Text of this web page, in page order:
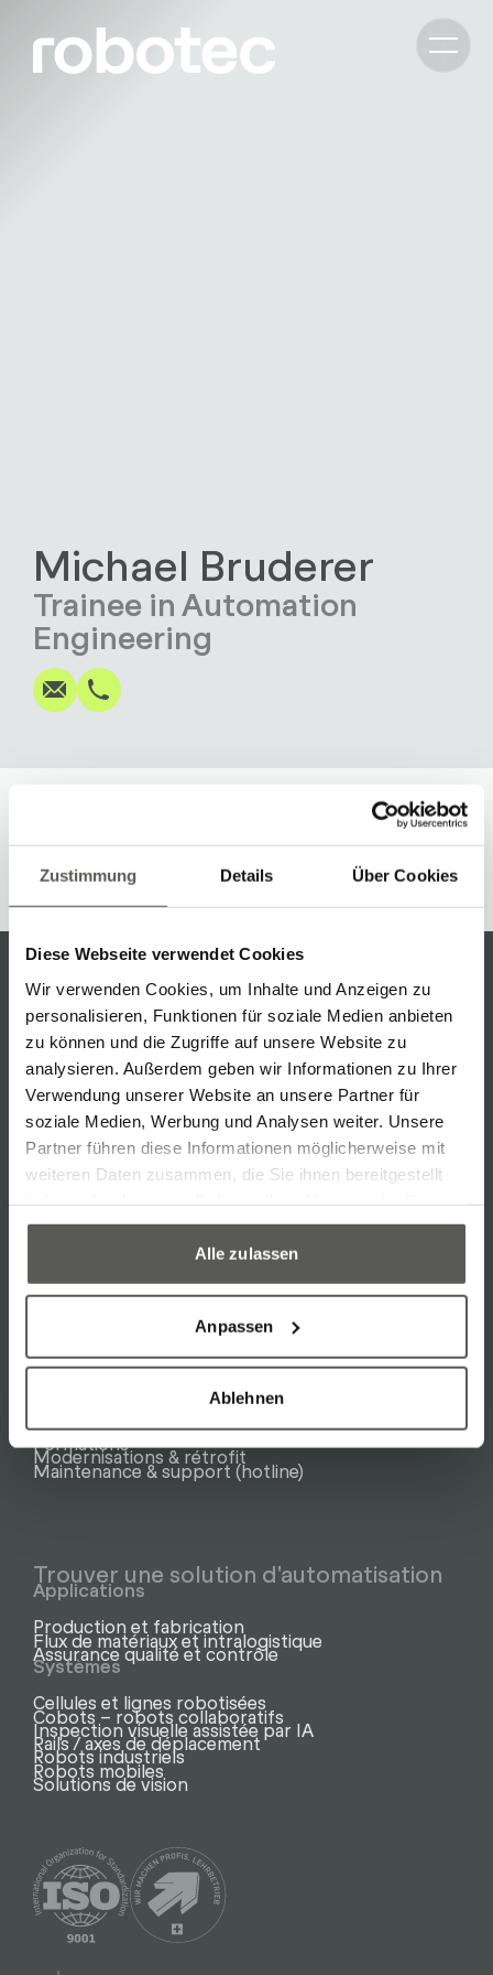
Zustimmung Details Über Cookies
Diese Webseite verwendet Cookies
Wir verwenden Cookies, um Inhalte und Anzeigen zu
personalisieren, Funktionen für soziale Medien anbieten
zu können und die Zugriffe auf unsere Website zu
analysieren. Außerdem geben wir Informationen zu Ihrer
Verwendung unserer Website an unsere Partner für
soziale Medien, Werbung und Analysen weiter. Unsere
Partner führen diese Informationen möglicherweise mit
weiteren Daten zusammen, die Sie ihnen bereitgestellt
gesammelt haben.
Alle zulassen
Anpassen
Ablehnen
Michael Bruderer
Trainee in Automation
Engineering
Écrire Copier
Appel Copier
Contact
Robotec Solutions AG
Birren 16a
Tel: +41 62 775 90 00
Copier
Appel Copier
YouTube
Généralités
Médias et téléchargements
Mentions légales et protection des données
Politique en matière de cookies
Études de faisabilité
Formations
Modernisations & rétrofit
Maintenance & support (hotline)
Trouver une solution d'automatisation
Applications
Production et fabrication
Flux de matériaux et intralogistique
Assurance qualité et contrôle
Systèmes
Cellules et lignes robotisées
Cobots – robots collaboratifs
Inspection visuelle assistée par IA
Rails / axes de déplacement
Robots industriels
Robots mobiles
Solutions de vision